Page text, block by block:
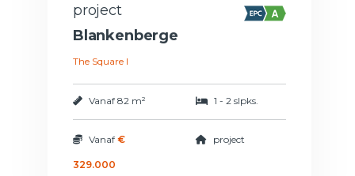
project
Blankenberge
The Square I
Vanaf 82 m² 1 - 2 slpks.
Vanaf €
329.000
project